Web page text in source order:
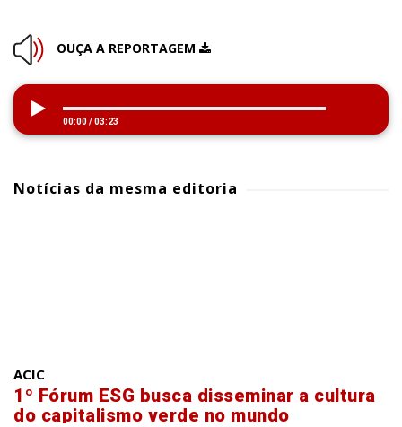
OUÇA A REPORTAGEM
00:00/03:23
Notícias da mesma editoria
ACIC
1º Fórum ESG busca disseminar a cultura
do capitalismo verde no mundo